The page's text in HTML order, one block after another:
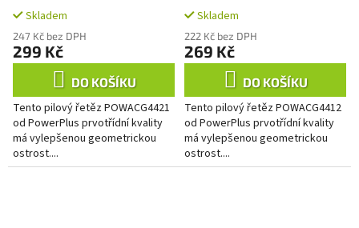
Skladem
247 Kč bez DPH
299 Kč
DO KOŠÍKU
Tento pilový řetěz POWACG4421
od PowerPlus prvotřídní kvality
má vylepšenou geometrickou
ostrost....
Skladem
222 Kč bez DPH
269 Kč
DO KOŠÍKU
Tento pilový řetěz POWACG4412
od PowerPlus prvotřídní kvality
má vylepšenou geometrickou
ostrost....